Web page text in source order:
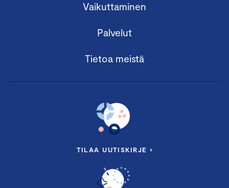
Vaikuttaminen
Palvelut
Tietoa meistä
TILAA UUTISKIRJE ›